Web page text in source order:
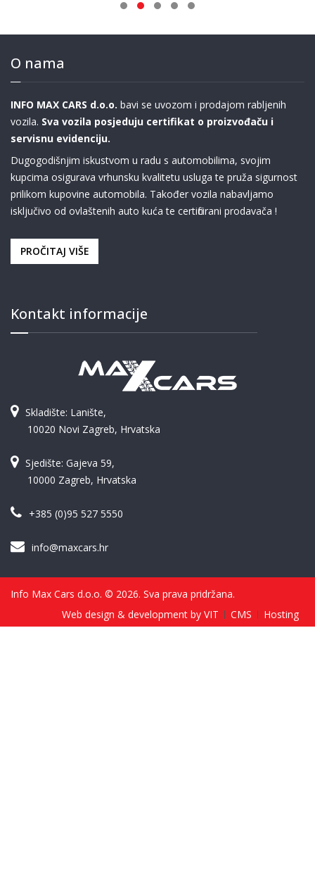
O nama
INFO MAX CARS d.o.o. bavi se uvozom i prodajom rabljenih
vozila. Sva vozila posjeduju certifikat o proizvođaču i
servisnu evidenciju.
Dugogodišnjim iskustvom u radu s automobilima, svojim
kupcima osigurava vrhunsku kvalitetu usluga te pruža sigurnost
prilikom kupovine automobila. Također vozila nabavljamo
isključivo od ovlaštenih auto kuća te certificirani prodavača !
PROČITAJ VIŠE
Kontakt informacije
Skladište: Lanište,
10020 Novi Zagreb, Hrvatska
Sjedište: Gajeva 59,
10000 Zagreb, Hrvatska
+385 (0)95 527 5550
info@maxcars.hr
Info Max Cars d.o.o. © 2026. Sva prava pridržana.
Web design & development by VIT
CMS Hosting